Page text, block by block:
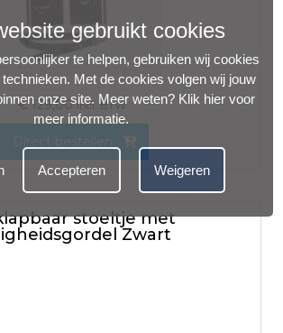
€ 129,00 incl. BTW
Direct bestellen
stoeltje met
Zwart
gebruikt cookies
te helpen, gebruiken wij cookies
Met de cookies volgen wij jouw
onze site. Meer weten? Klik hier voor
meer informatie.
Accepteren Weigeren